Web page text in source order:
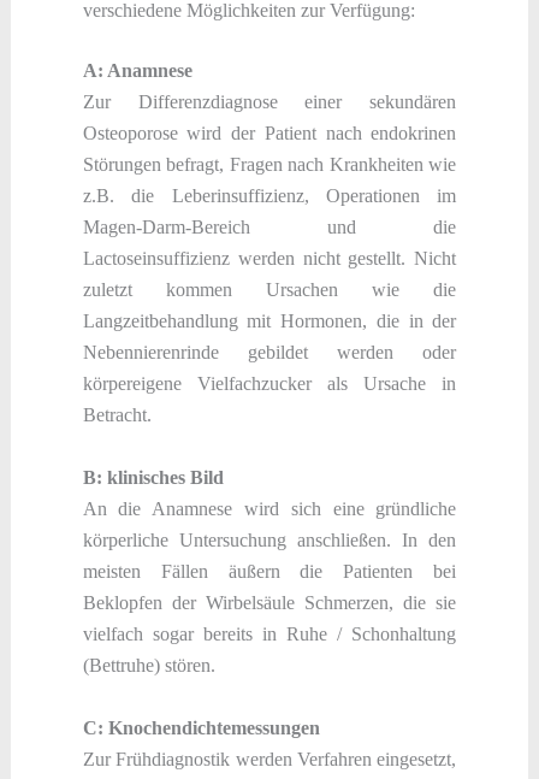
verschiedene Möglichkeiten zur Verfügung:
A: Anamnese
Zur Differenzdiagnose einer sekundären
Osteoporose wird der Patient nach endokrinen
Störungen befragt, Fragen nach Krankheiten wie
z.B. die Leberinsuffizienz, Operationen im
Magen-Darm-Bereich und die
Lactoseinsuffizienz werden nicht gestellt. Nicht
zuletzt kommen Ursachen wie die
Langzeitbehandlung mit Hormonen, die in der
Nebennierenrinde gebildet werden oder
körpereigene Vielfachzucker als Ursache in
Betracht.
B: klinisches Bild
An die Anamnese wird sich eine gründliche
körperliche Untersuchung anschließen. In den
meisten Fällen äußern die Patienten bei
Beklopfen der Wirbelsäule Schmerzen, die sie
vielfach sogar bereits in Ruhe / Schonhaltung
(Bettruhe) stören.
C: Knochendichtemessungen
Zur Frühdiagnostik werden Verfahren eingesetzt,